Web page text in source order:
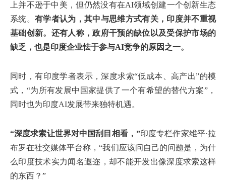
上并不逊于中美，但仍然没有在AI领域创建一个创新生态
系统。 有学者认为，其中与思维方式有关，印度并不重视
基础创新。还有人称，政府干预的缺位以及受保护市场的
缺乏，也是印度企业怯于参与AI竞争的原因之一。
同时，有印度学者表示，深度求索“低成本、高产出”的模
式，“为所有发展中国家提供了一个有希望的替代方案”，
同时也为印度AI发展带来独特机遇。
“深度求索让世界对中国刮目相看，”印度专栏作家维平·拉
布罗在社交媒体平台称，“我们应该问自己的问题是，为什
么印度技术实力闻名遐迩，却不能开发出像深度求索这样
的东西？”